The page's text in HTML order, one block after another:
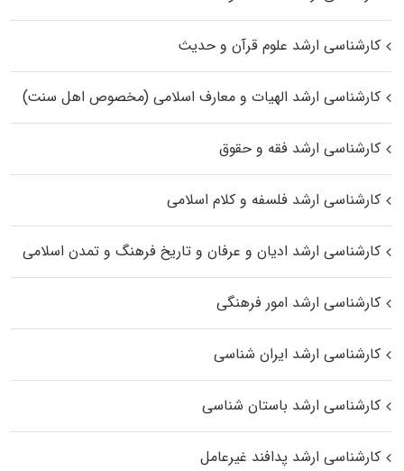
کارشناسی ارشد علوم قرآن و حدیث
کارشناسی ارشد الهیات و معارف اسلامی (مخصوص اهل سنت)
کارشناسی ارشد فقه و حقوق
کارشناسی ارشد فلسفه و کلام اسلامی
کارشناسی ارشد ادیان و عرفان و تاریخ فرهنگ و تمدن اسلامی
کارشناسی ارشد امور فرهنگی
کارشناسی ارشد ایران شناسی
کارشناسی ارشد باستان شناسی
کارشناسی ارشد پدافند غیرعامل